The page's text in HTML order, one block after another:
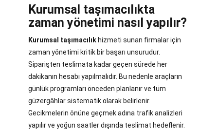
Kurumsal taşımacılıkta
zaman yönetimi nasıl yapılır?
Kurumsal taşımacılık hizmeti sunan firmalar için
zaman yönetimi kritik bir başarı unsurudur.
Siparişten teslimata kadar geçen sürede her
dakikanın hesabı yapılmalıdır. Bu nedenle araçların
günlük programları önceden planlanır ve tüm
güzergâhlar sistematik olarak belirlenir.
Gecikmelerin önüne geçmek adına trafik analizleri
yapılır ve yoğun saatler dışında teslimat hedeflenir.